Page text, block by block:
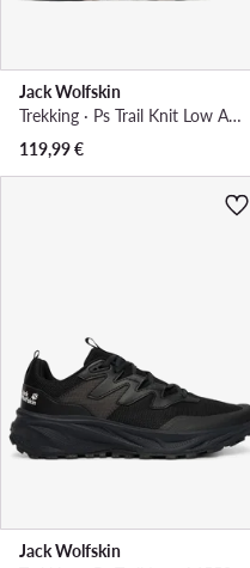
Jack Wolfskin
Trekking · Ps Trail Knit Low A65583 · Crna
119,99€
Jack Wolfskin